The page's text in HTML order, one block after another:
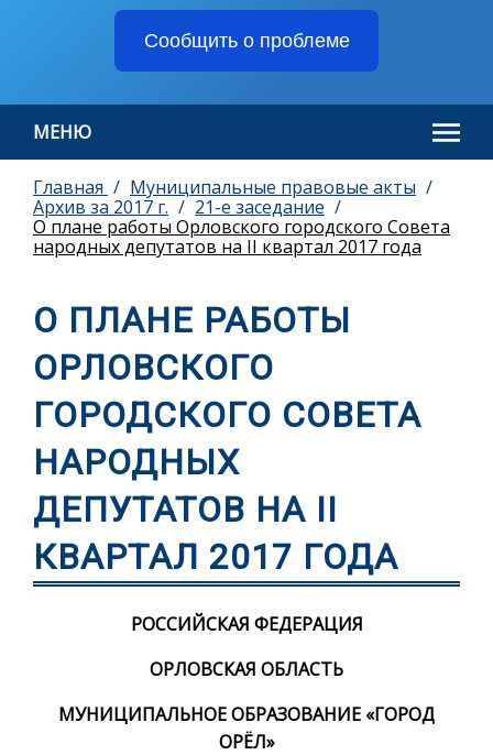
Сообщить о проблеме
МЕНЮ
Главная
Муниципальные правовые акты
Архив за 2017 г.
21-e заседание
О плане работы Орловского городского Совета
народных депутатов на II квартал 2017 года
О ПЛАНЕ РАБОТЫ
ОРЛОВСКОГО
ГОРОДСКОГО СОВЕТА
НАРОДНЫХ
ДЕПУТАТОВ НА II
КВАРТАЛ 2017 ГОДА
РОССИЙСКАЯ ФЕДЕРАЦИЯ
ОРЛОВСКАЯ ОБЛАСТЬ
МУНИЦИПАЛЬНОЕ ОБРАЗОВАНИЕ «ГОРОД
ОРЁЛ»